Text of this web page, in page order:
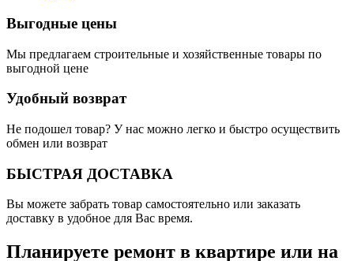
Выгодные цены
Мы предлагаем строительные и хозяйственные товары по
выгодной цене
Удобный возврат
Не подошел товар? У нас можно легко и быстро осуществить
обмен или возврат
БЫСТРАЯ ДОСТАВКА
Вы можете забрать товар самостоятельно или заказать
доставку в удобное для Вас время.
Планируете ремонт в квартире или на